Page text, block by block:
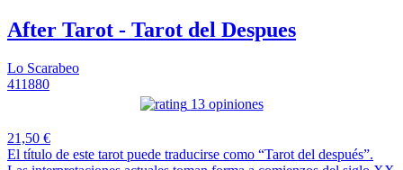
After Tarot - Tarot del Despues
Lo Scarabeo
411880
13 opiniones
21,50 €
El título de este tarot puede traducirse como “Tarot del después”.